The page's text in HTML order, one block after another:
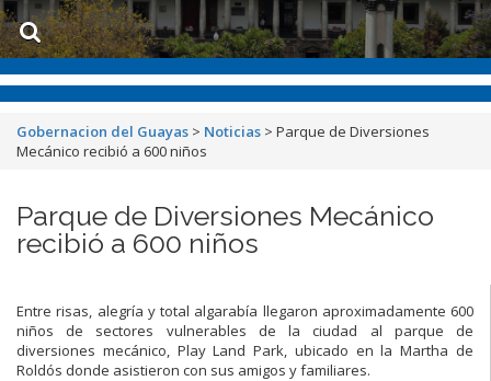
Gobernacion del Guayas > Noticias > Parque de Diversiones
Mecánico recibió a 600 niños
Parque de Diversiones Mecánico
recibió a 600 niños
Entre risas, alegría y total algarabía llegaron aproximadamente 600
niños de sectores vulnerables de la ciudad al parque de
diversiones mecánico, Play Land Park, ubicado en la Martha de
Roldós donde asistieron con sus amigos y familiares.